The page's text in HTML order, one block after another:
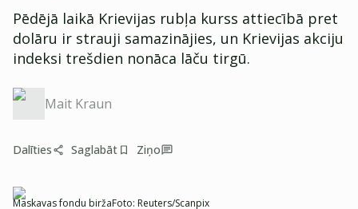
Pēdējā laikā Krievijas rubļa kurss attiecībā pret
dolāru ir strauji samazinājies, un Krievijas akciju
indeksi trešdien nonāca lāču tirgū.
Mait Kraun
Dalīties Saglabāt Ziņo
Maskavas fondu biržaFoto: Reuters/Scanpix